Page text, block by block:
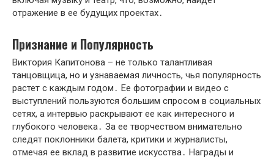
отражение в ее будущих проектах․
Признание и Популярность
Виктория Капитонова – не только талантливая
танцовщица, но и узнаваемая личность, чья популярность
растет с каждым годом․ Ее фотографии и видео с
выступлений пользуются большим спросом в социальных
сетях, а интервью раскрывают ее как интересного и
глубокого человека․ За ее творчеством внимательно
следят поклонники балета, критики и журналисты,
отмечая ее вклад в развитие искусства․ Награды и